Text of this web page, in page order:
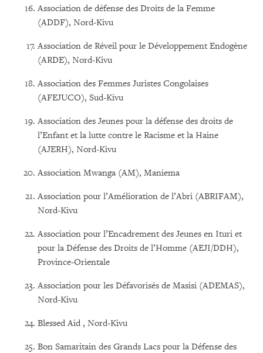
Association de défense des Droits de la Femme
(ADDF), Nord-Kivu
Association de Réveil pour le Développement Endogène
(ARDE), Nord-Kivu
Association des Femmes Juristes Congolaises
(AFEJUCO), Sud-Kivu
Association des Jeunes pour la défense des droits de
l’Enfant et la lutte contre le Racisme et la Haine
(AJERH), Nord-Kivu
Association Mwanga (AM), Maniema
Association pour l’Amélioration de l’Abri (ABRIFAM),
Nord-Kivu
Association pour l’Encadrement des Jeunes en Ituri et
pour la Défense des Droits de l’Homme (AEJI/DDH),
Province-Orientale
Association pour les Défavorisés de Masisi (ADEMAS),
Nord-Kivu
Blessed Aid , Nord-Kivu
Bon Samaritain des Grands Lacs pour la Défense des